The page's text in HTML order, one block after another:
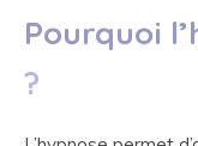
Pourquoi
?